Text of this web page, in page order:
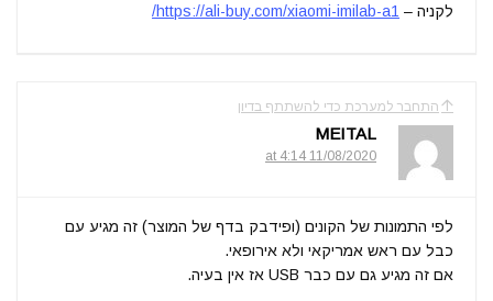
לקניה – https://ali-buy.com/xiaomi-imilab-a1/
התחבר למערכת כדי להשתתף בדיון
MEITAL
11/08/2020 at 4:14
לפי התמונות של הקונים (ופידבק בדף של המוצר) זה מגיע עם
כבל עם ראש אמריקאי ולא אירופאי.
אם זה מגיע גם עם כבר USB אז אין בעיה.